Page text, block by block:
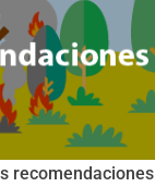
recomendaciones